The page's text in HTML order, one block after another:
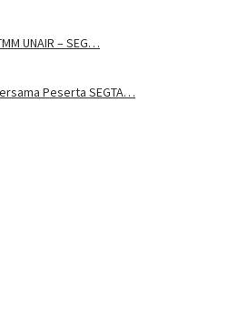
UNAIR – SEG…
Peserta SEGTA…